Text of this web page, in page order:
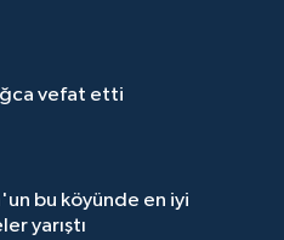
vefat etti
bu köyünde en iyi
yarıştı